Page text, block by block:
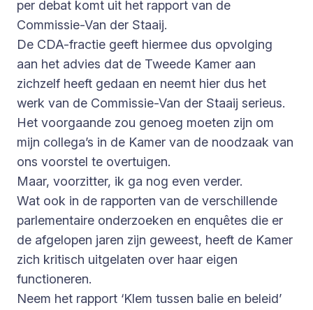
per debat komt uit het rapport van de
Commissie-Van der Staaij.
De CDA-fractie geeft hiermee dus opvolging
aan het advies dat de Tweede Kamer aan
zichzelf heeft gedaan en neemt hier dus het
werk van de Commissie-Van der Staaij serieus.
Het voorgaande zou genoeg moeten zijn om
mijn collega’s in de Kamer van de noodzaak van
ons voorstel te overtuigen.
Maar, voorzitter, ik ga nog even verder.
Wat ook in de rapporten van de verschillende
parlementaire onderzoeken en enquêtes die er
de afgelopen jaren zijn geweest, heeft de Kamer
zich kritisch uitgelaten over haar eigen
functioneren.
Neem het rapport ‘Klem tussen balie en beleid’